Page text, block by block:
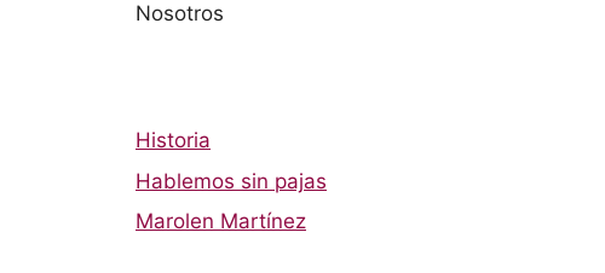
Nosotros
Historia
Hablemos sin pajas
Marolen Martínez